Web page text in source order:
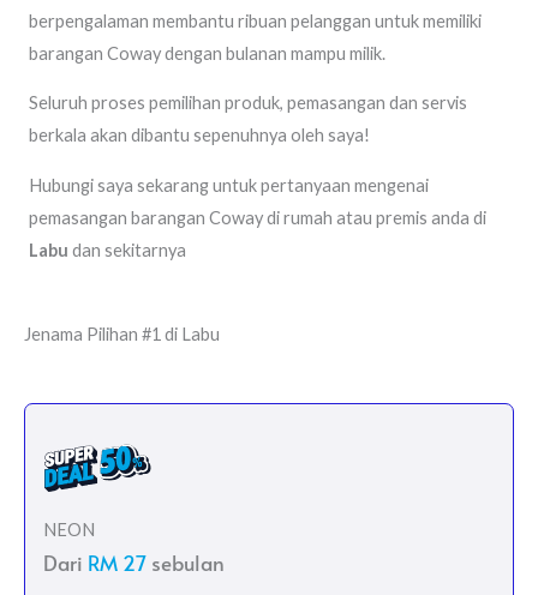
berpengalaman membantu ribuan pelanggan untuk memiliki
barangan Coway dengan bulanan mampu milik.
Seluruh proses pemilihan produk, pemasangan dan servis
berkala akan dibantu sepenuhnya oleh saya!
Hubungi saya sekarang untuk pertanyaan mengenai
pemasangan barangan Coway di rumah atau premis anda di
Labu dan sekitarnya
Jenama Pilihan #1 di Labu
NEON
Dari RM 27 sebulan